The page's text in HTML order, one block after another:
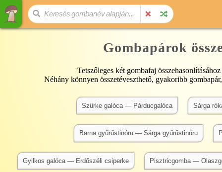
Gombapárok
Tetszőleges két gombafaj
Néhány könnyen összetéveszthető, gyakoribb
Szürke galóca — Párducgalóca Sárga
Barna gyűrűstinóru — Sárga gyűrűstinóru
Gyilkos galóca — Erdőszéli csiperke Pisztricgomba —